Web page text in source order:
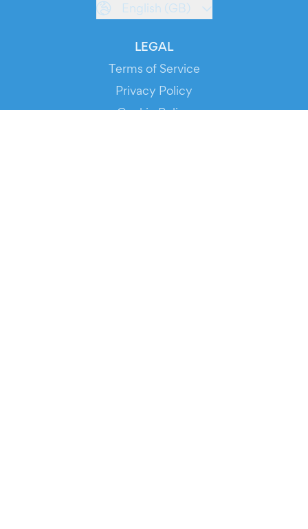
English (GB)
LEGAL
Terms of Service
Privacy Policy
Cookie Policy